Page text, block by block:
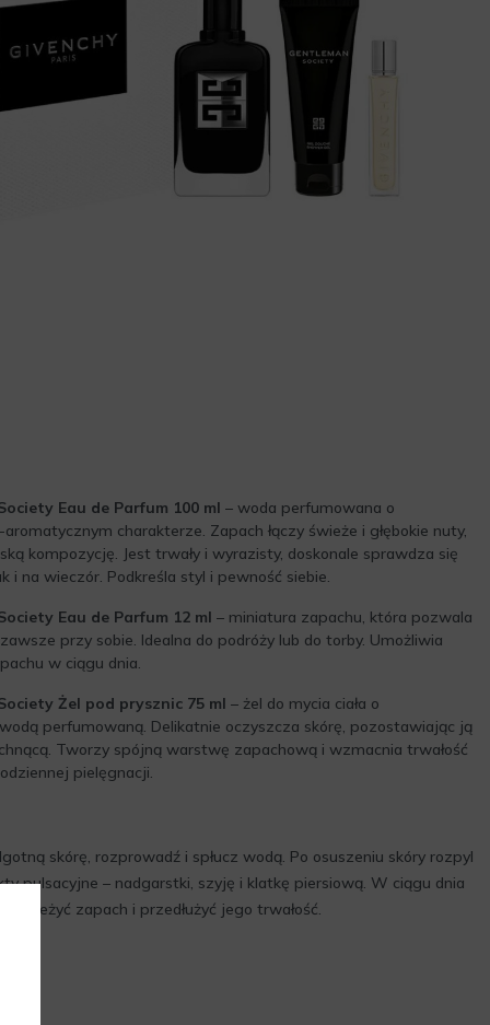
Eau de Parfum 100 ml – woda perfumowana o
charakterze. Zapach łączy świeże i głębokie nuty,
kompozycję. Jest trwały i wyrazisty, doskonale sprawdza się
i na wieczór. Podkreśla styl i pewność siebie.
Eau de Parfum 12 ml – miniatura zapachu, która pozwala
przy sobie. Idealna do podróży lub do torby. Umożliwia
w ciągu dnia.
Żel pod prysznic 75 ml – żel do mycia ciała o
perfumowaną. Delikatnie oczyszcza skórę, pozostawiając ją
Tworzy spójną warstwę zapachową i wzmacnia trwałość
pielęgnacji.
skórę, rozprowadź i spłucz wodą. Po osuszeniu skóry rozpyl
pulsacyjne – nadgarstki, szyję i klatkę piersiową. W ciągu dnia
zapach i przedłużyć jego trwałość.